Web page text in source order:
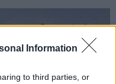
Information
to third parties, or